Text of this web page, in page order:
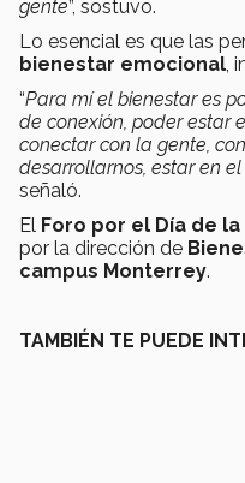
gente”, sostuvo.
Lo esencial es que las
bienestar emocional ,
“Para mí el bienestar es
de conexión, poder estar
conectar con la gente,
desarrollarnos, estar en
señaló.
El Foro por el Día de
por la dirección de
campus Monterrey.
TAMBIÉN TE PUEDE